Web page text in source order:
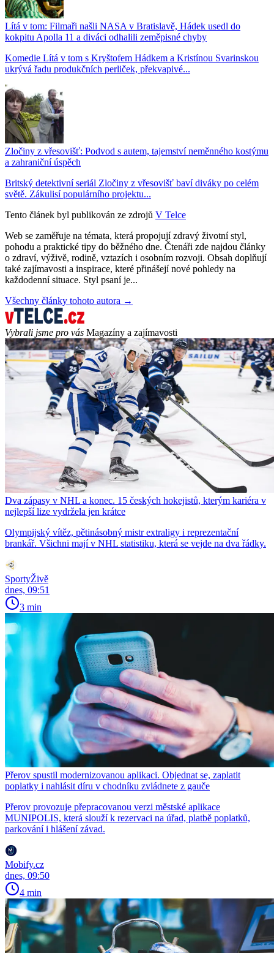
Lítá v tom: Filmaři našli NASA v Bratislavě, Hádek usedl do
kokpitu Apolla 11 a diváci odhalili zeměpisné chyby
Komedie Lítá v tom s Kryštofem Hádkem a Kristínou Svarinskou
ukrývá řadu produkčních perliček, překvapivé...
Zločiny z vřesovišť: Podvod s autem, tajemství neměnného kostýmu
a zahraniční úspěch
Britský detektivní seriál Zločiny z vřesovišť baví diváky po celém
světě. Zákulisí populárního projektu...
Tento článek byl publikován ze zdrojů V Telce
Web se zaměřuje na témata, která propojují zdravý životní styl,
pohodu a praktické tipy do běžného dne. Čtenáři zde najdou články
o zdraví, výživě, rodině, vztazích i osobním rozvoji. Obsah doplňují
také zajímavosti a inspirace, které přinášejí nové pohledy na
každodenní situace. Styl psaní je...
Všechny články tohoto autora →
Vybrali jsme pro vás Magazíny a zajímavosti
Dva zápasy v NHL a konec. 15 českých hokejistů, kterým kariéra v
nejlepší lize vydržela jen krátce
Olympijský vítěz, pětinásobný mistr extraligy i reprezentační
brankář. Všichni mají v NHL statistiku, která se vejde na dva řádky.
SportyŽivě
dnes, 09:51
3 min
Přerov spustil modernizovanou aplikaci. Objednat se, zaplatit
poplatky i nahlásit díru v chodníku zvládnete z gauče
Přerov provozuje přepracovanou verzi městské aplikace
MUNIPOLIS, která slouží k rezervaci na úřad, platbě poplatků,
parkování i hlášení závad.
Mobify.cz
dnes, 09:50
4 min